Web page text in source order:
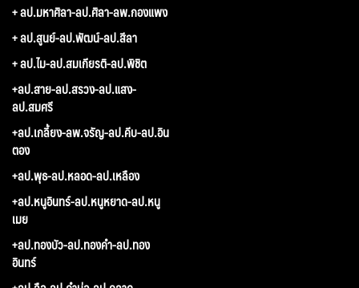
+ ลป.มหาศิลา-ลป.ศิลา-ลพ.กองแพง
+ ลป.สูนย์-ลป.พัฒน์-ลป.สีลา
+ ลป.ไม-ลป.สมเกียรติ-ลป.พิชิต
+ลป.สาย-ลป.สรวง-ลป.แสง-
ลป.สมศรี
+ลป.เกลี้ยง-ลพ.จรัญ-ลป.คีบ-ลป.อิน
ตอง
+ลป.พุธ-ลป.หลอด-ลป.เหลือง
+ลป.หนูอินทร์-ลป.หนูหยาด-ลป.หนู
เมย
+ลป.ทองบัว-ลป.ทองคำ-ลป.ทอง
อินทร์